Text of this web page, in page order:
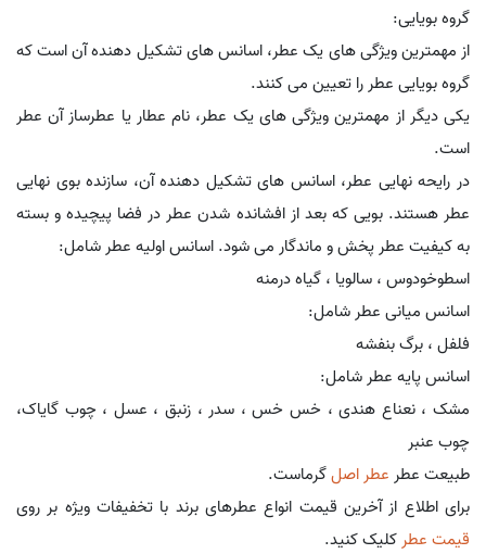
گروه بویایی:
از مهمترین ویژگی های یک عطر، اسانس های تشکیل دهنده آن است که
گروه بویایی عطر را تعیین می کنند.
یکی دیگر از مهمترین ویژگی های یک عطر، نام عطار یا عطرساز آن عطر
است.
در رایحه نهایی عطر، اسانس های تشکیل دهنده آن، سازنده بوی نهایی
عطر هستند. بویی که بعد از افشانده شدن عطر در فضا پیچیده و بسته
به کیفیت عطر پخش و ماندگار می شود. اسانس اولیه عطر شامل:
اسطوخودوس ، سالویا ، گیاه درمنه
اسانس میانی عطر شامل:
فلفل ، برگ بنفشه
اسانس پایه عطر شامل:
مشک ، نعناع هندی ، خس خس ، سدر ، زنبق ، عسل ، چوب گایاک،
چوب عنبر
طبیعت عطر عطر اصلگرماست.
برای اطلاع از آخرین قیمت انواع عطرهای برند با تخفیفات ویژه بر روی
قیمت عطر کلیک کنید.